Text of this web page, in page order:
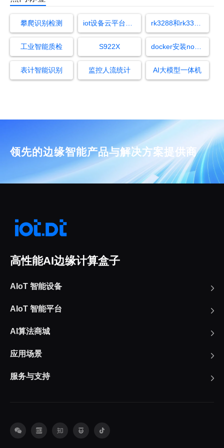
攀爬识别检测 iot设备云平台支持工业路由器 rk3288和rk3368对比
工业智能质检 S922X docker安装nodered
表计智能识别 监控人流统计 AI大模型一体机
领先的边缘智能产品与解决方案提供商
高性能AI边缘计算盒子
AIoT 智能设备
AIoT 智能平台
AI算法商城
应用场景
服务与支持